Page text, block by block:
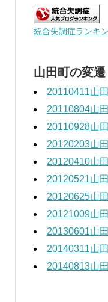
統合失調症ランキ
山田町の変遷
20110411山
20110804山
20110928山
20120203山
20120410山
20120521山
20120625山
20121009山
20130601山
20140311山
20140813山